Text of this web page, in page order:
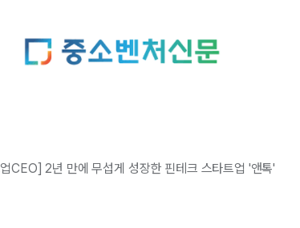
CEO] 2년 만에 무섭게 성장한 핀테크 스타트업 '앤톡'